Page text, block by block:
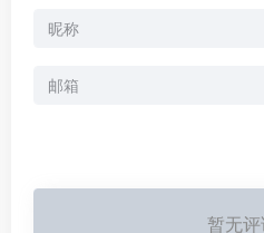
暂无评